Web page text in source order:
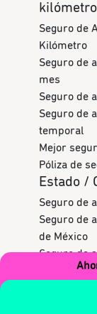
kilómetro
Seguro de
Kilómetro
Seguro de
mes
Seguro de
Seguro de
temporal
Mejor
Póliza de
Estado /
Seguro de
Seguro de
de México
Seguro de
Monterrey
Seguro de